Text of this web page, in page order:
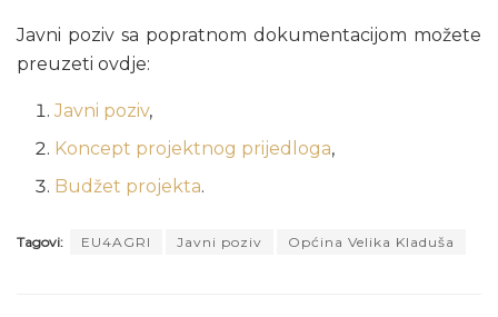
Javni poziv sa popratnom dokumentacijom možete
preuzeti ovdje:
Javni poziv,
Koncept projektnog prijedloga,
Budžet projekta.
Tagovi: EU4AGRI Javni poziv Općina Velika Kladuša